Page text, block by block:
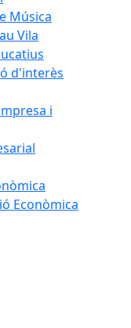
Música
Vila
d'interès
i
Econòmica